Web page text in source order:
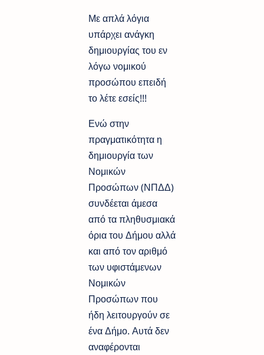
Με απλά λόγια
υπάρχει ανάγκη
δημιουργίας του εν
λόγω νομικού
προσώπου επειδή
το λέτε εσείς!!!
Ενώ στην
πραγματικότητα η
δημιουργία των
Νομικών
Προσώπων (ΝΠΔΔ)
συνδέεται άμεσα
από τα πληθυσμιακά
όρια του Δήμου αλλά
και από τον αριθμό
των υφιστάμενων
Νομικών
Προσώπων που
ήδη λειτουργούν σε
ένα Δήμο. Αυτά δεν
αναφέρονται